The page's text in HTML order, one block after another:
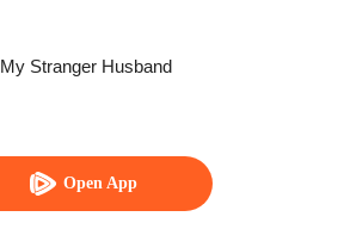
Open App
My Stranger Husband